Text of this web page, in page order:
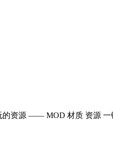
源 —— MOD 材质 资源 一